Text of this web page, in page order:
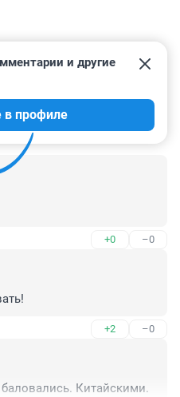
и другие
в профиле
+0 –0
+2 –0
Китайскими.